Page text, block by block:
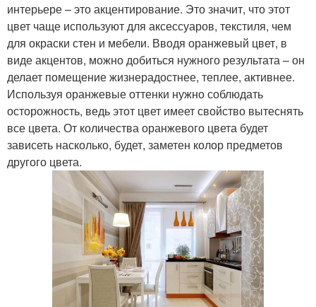
интерьере – это акцентирование. Это значит, что этот
цвет чаще используют для аксессуаров, текстиля, чем
для окраски стен и мебели. Вводя оранжевый цвет, в
виде акцентов, можно добиться нужного результата – он
делает помещение жизнерадостнее, теплее, активнее.
Используя оранжевые оттенки нужно соблюдать
осторожность, ведь этот цвет имеет свойство вытеснять
все цвета. От количества оранжевого цвета будет
зависеть насколько, будет, заметен колор предметов
другого цвета.